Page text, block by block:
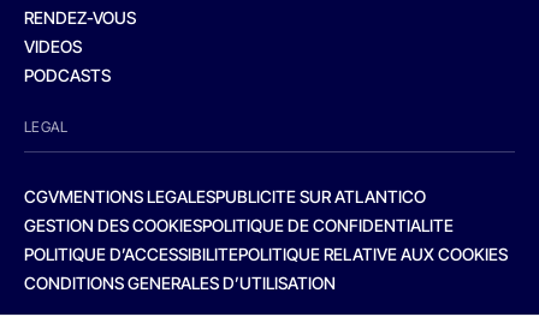
RENDEZ-VOUS
VIDEOS
PODCASTS
LEGAL
CGVMENTIONS LEGALESPUBLICITE SUR ATLANTICO
GESTION DES COOKIESPOLITIQUE DE CONFIDENTIALITE
POLITIQUE D’ACCESSIBILITEPOLITIQUE RELATIVE AUX COOKIES
CONDITIONS GENERALES D’UTILISATION